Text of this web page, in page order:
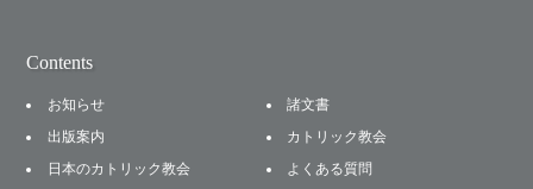
Contents
お知らせ
諸文書
出版案内
カトリック教会
日本のカトリック教会
よくある質問